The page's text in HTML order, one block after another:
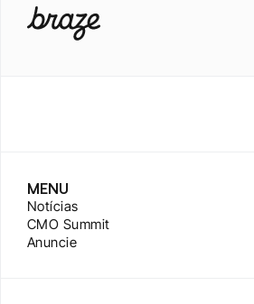
MENU
Notícias
CMO Summit
Anuncie